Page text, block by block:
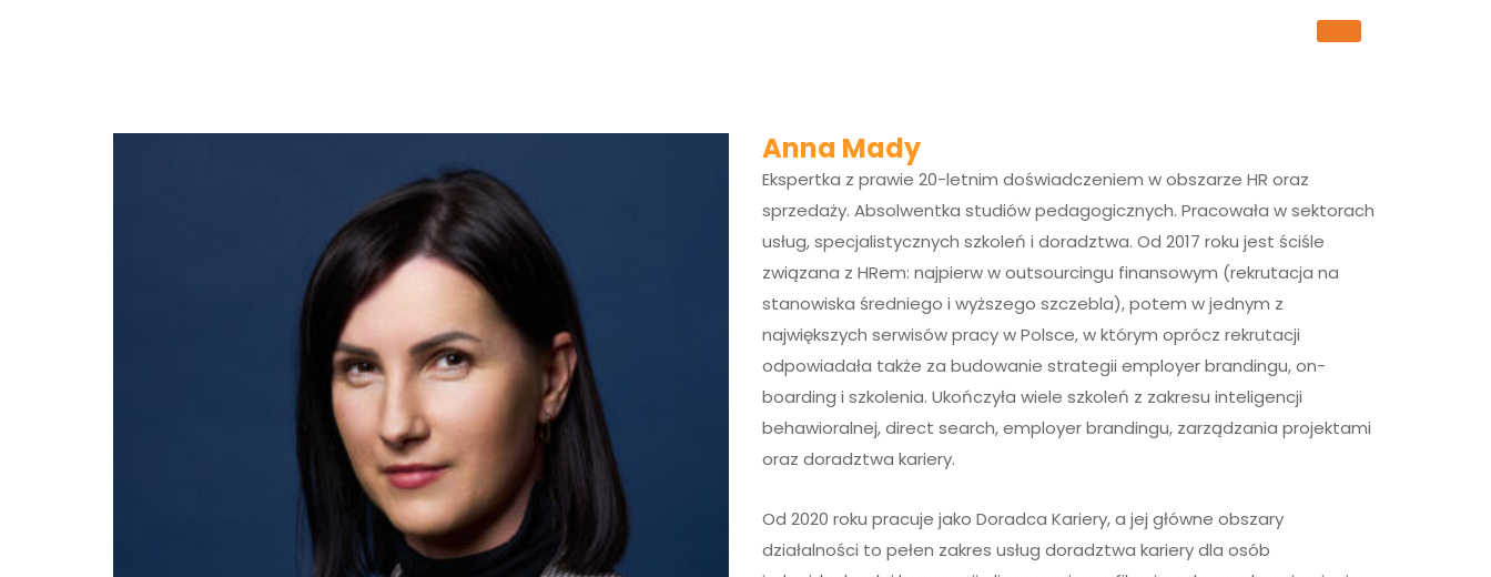
Anna Mady
Ekspertka z prawie 20-letnim doświadczeniem w obszarze HR oraz
sprzedaży. Absolwentka studiów pedagogicznych. Pracowała w sektorach
usług, specjalistycznych szkoleń i doradztwa. Od 2017 roku jest ściśle
związana z HRem: najpierw w outsourcingu finansowym (rekrutacja na
stanowiska średniego i wyższego szczebla), potem w jednym z
największych serwisów pracy w Polsce, w którym oprócz rekrutacji
odpowiadała także za budowanie strategii employer brandingu, on-
boarding i szkolenia. Ukończyła wiele szkoleń z zakresu inteligencji
behawioralnej, direct search, employer brandingu, zarządzania projektami
oraz doradztwa kariery.
Od 2020 roku pracuje jako Doradca Kariery, a jej główne obszary
działalności to pełen zakres usług doradztwa kariery dla osób